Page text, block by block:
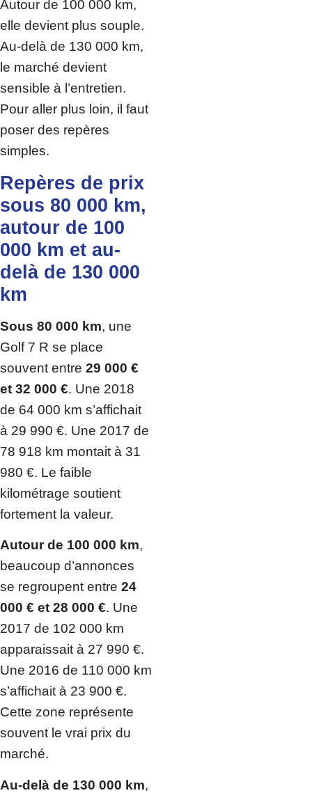
Autour de 100 000 km,
elle devient plus souple.
Au-delà de 130 000 km,
le marché devient
sensible à l’entretien.
Pour aller plus loin, il faut
poser des repères
simples.
Repères de prix
sous 80 000 km,
autour de 100
000 km et au-
delà de 130 000
km
Sous 80 000 km, une
Golf 7 R se place
souvent entre 29 000 €
et 32 000 €. Une 2018
de 64 000 km s’affichait
à 29 990 €. Une 2017 de
78 918 km montait à 31
980 €. Le faible
kilométrage soutient
fortement la valeur.
Autour de 100 000 km,
beaucoup d’annonces
se regroupent entre 24
000 € et 28 000 €. Une
2017 de 102 000 km
apparaissait à 27 990 €.
Une 2016 de 110 000 km
s’affichait à 23 900 €.
Cette zone représente
souvent le vrai prix du
marché.
Au-delà de 130 000 km,